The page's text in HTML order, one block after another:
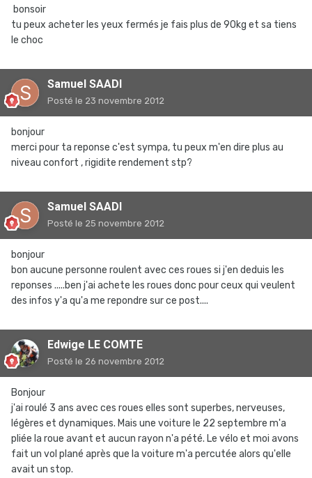
bonsoir
tu peux acheter les yeux fermés je fais plus de 90kg et sa tiens
le choc
Samuel SAADI
Posté le 23 novembre 2012
bonjour
merci pour ta reponse c'est sympa, tu peux m'en dire plus au
niveau confort , rigidite rendement stp?
Samuel SAADI
Posté le 25 novembre 2012
bonjour
bon aucune personne roulent avec ces roues si j'en deduis les
reponses .....ben j'ai achete les roues donc pour ceux qui veulent
des infos y'a qu'a me repondre sur ce post....
Edwige LE COMTE
Posté le 26 novembre 2012
Bonjour
j'ai roulé 3 ans avec ces roues elles sont superbes, nerveuses,
légères et dynamiques. Mais une voiture le 22 septembre m'a
pliée la roue avant et aucun rayon n'a pété. Le vélo et moi avons
fait un vol plané après que la voiture m'a percutée alors qu'elle
avait un stop.